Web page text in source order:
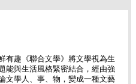
有趣《聯合文學》將文學視為生
能與生活風格緊密結合，經由強
文學人、事、物，變成一種文藝